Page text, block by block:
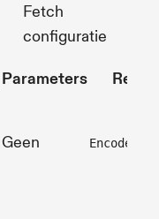
Fetch
configuratie
Parameters
Geen